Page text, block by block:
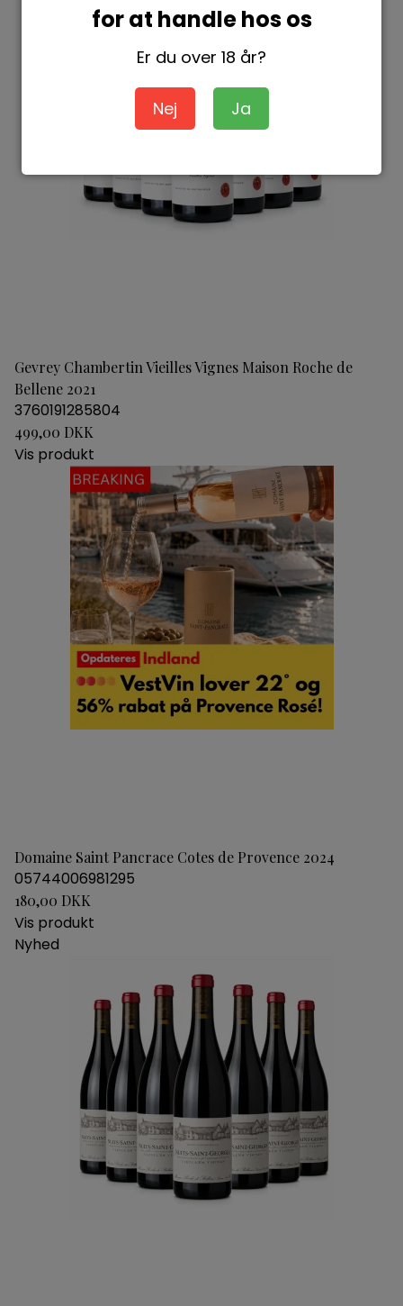
for at handle hos os
Er du over 18 år?
Nej Ja
Gevrey Chambertin Vieilles Vignes Maison Roche de
Bellene 2021
3760191285804
499,00 DKK
Vis produkt
Domaine Saint Pancrace Cotes de Provence 2024
05744006981295
180,00 DKK
Vis produkt
Nyhed